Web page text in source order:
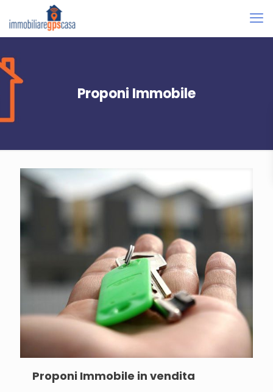
Proponi Immobile
Proponi Immobile in vendita